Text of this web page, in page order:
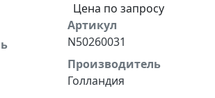
Цена по запросу
Артикул
N50260031
Производитель
Голландия